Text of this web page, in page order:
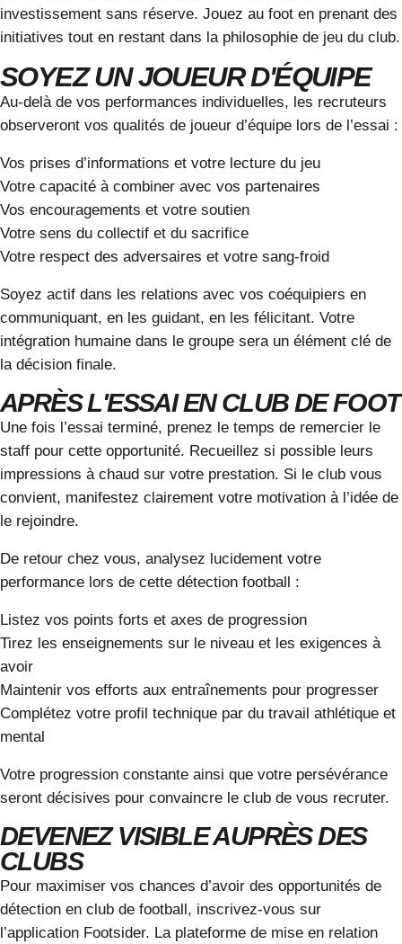
investissement sans réserve. Jouez au foot en prenant des
initiatives tout en restant dans la philosophie de jeu du club.
SOYEZ UN JOUEUR D'ÉQUIPE
Au-delà de vos performances individuelles, les recruteurs
observeront vos qualités de joueur d’équipe lors de l’essai :
Vos prises d’informations et votre lecture du jeu
Votre capacité à combiner avec vos partenaires
Vos encouragements et votre soutien
Votre sens du collectif et du sacrifice
Votre respect des adversaires et votre sang-froid
Soyez actif dans les relations avec vos coéquipiers en
communiquant, en les guidant, en les félicitant. Votre
intégration humaine dans le groupe sera un élément clé de
la décision finale.
APRÈS L'ESSAI EN CLUB DE FOOT
Une fois l’essai terminé, prenez le temps de remercier le
staff pour cette opportunité. Recueillez si possible leurs
impressions à chaud sur votre prestation. Si le club vous
convient, manifestez clairement votre motivation à l’idée de
le rejoindre.
De retour chez vous, analysez lucidement votre
performance lors de cette détection football :
Listez vos points forts et axes de progression
Tirez les enseignements sur le niveau et les exigences à
avoir
Maintenir vos efforts aux entraînements pour progresser
Complétez votre profil technique par du travail athlétique et
mental
Votre progression constante ainsi que votre persévérance
seront décisives pour convaincre le club de vous recruter.
DEVENEZ VISIBLE AUPRÈS DES
CLUBS
Pour maximiser vos chances d’avoir des opportunités de
détection en club de football, inscrivez-vous sur
l’application Footsider. La plateforme de mise en relation